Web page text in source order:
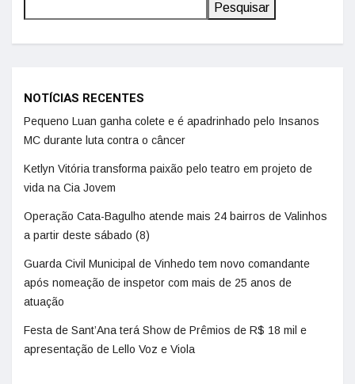
Pesquisar
NOTÍCIAS RECENTES
Pequeno Luan ganha colete e é apadrinhado pelo Insanos
MC durante luta contra o câncer
Ketlyn Vitória transforma paixão pelo teatro em projeto de
vida na Cia Jovem
Operação Cata-Bagulho atende mais 24 bairros de Valinhos
a partir deste sábado (8)
Guarda Civil Municipal de Vinhedo tem novo comandante
após nomeação de inspetor com mais de 25 anos de
atuação
Festa de Sant’Ana terá Show de Prêmios de R$ 18 mil e
apresentação de Lello Voz e Viola